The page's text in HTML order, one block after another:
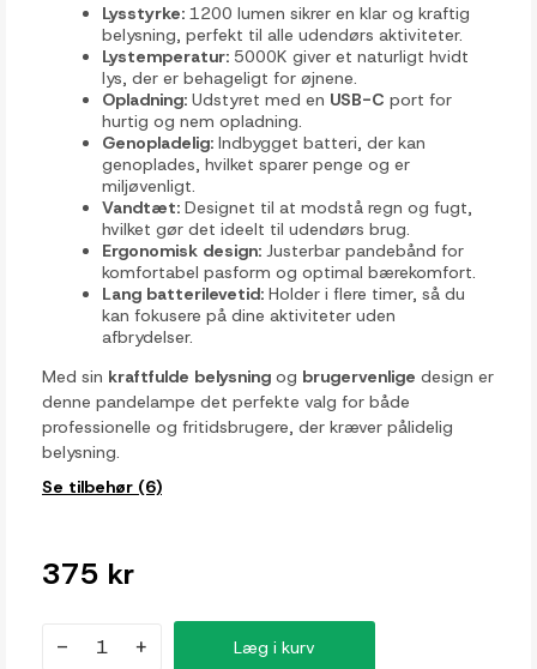
Lysstyrke: 1200 lumen sikrer en klar og kraftig
belysning, perfekt til alle udendørs aktiviteter.
Lystemperatur: 5000K giver et naturligt hvidt
lys, der er behageligt for øjnene.
Opladning: Udstyret med en USB-C port for
hurtig og nem opladning.
Genopladelig: Indbygget batteri, der kan
genoplades, hvilket sparer penge og er
miljøvenligt.
Vandtæt: Designet til at modstå regn og fugt,
hvilket gør det ideelt til udendørs brug.
Ergonomisk design: Justerbar pandebånd for
komfortabel pasform og optimal bærekomfort.
Lang batterilevetid: Holder i flere timer, så du
kan fokusere på dine aktiviteter uden
afbrydelser.
Med sin kraftfulde belysning og brugervenlige design er
denne pandelampe det perfekte valg for både
professionelle og fritidsbrugere, der kræver pålidelig
belysning.
Se tilbehør (6)
375 kr
- + Læg i kurv